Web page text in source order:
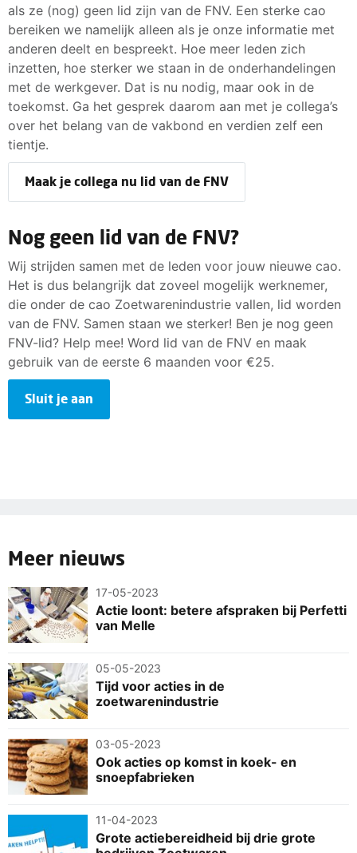
als ze (nog) geen lid zijn van de FNV. Een sterke cao
bereiken we namelijk alleen als je onze informatie met
anderen deelt en bespreekt. Hoe meer leden zich
inzetten, hoe sterker we staan in de onderhandelingen
met de werkgever. Dat is nu nodig, maar ook in de
toekomst. Ga het gesprek daarom aan met je collega’s
over het belang van de vakbond en verdien zelf een
tientje.
Maak je collega nu lid van de FNV
Nog geen lid van de FNV?
Wij strijden samen met de leden voor jouw nieuwe cao.
Het is dus belangrijk dat zoveel mogelijk werknemer,
die onder de cao Zoetwarenindustrie vallen, lid worden
van de FNV. Samen staan we sterker! Ben je nog geen
FNV-lid? Help mee! Word lid van de FNV en maak
gebruik van de eerste 6 maanden voor €25.
Sluit je aan
Meer nieuws
17-05-2023
Actie loont: betere afspraken bij Perfetti
van Melle
05-05-2023
Tijd voor acties in de
zoetwarenindustrie
03-05-2023
Ook acties op komst in koek- en
snoepfabrieken
11-04-2023
Grote actiebereidheid bij drie grote